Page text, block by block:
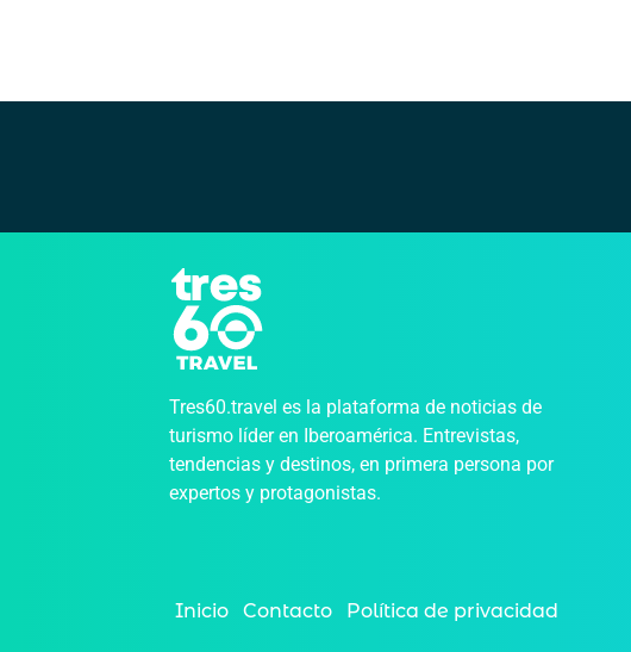
Tres60.travel es la plataforma de noticias de
turismo líder en Iberoamérica. Entrevistas,
tendencias y destinos, en primera persona por
expertos y protagonistas.
Inicio Contacto Política de privacidad